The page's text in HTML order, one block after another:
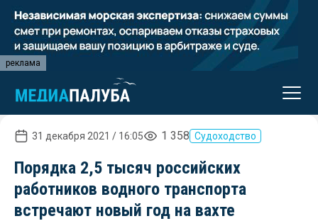
реклама
31 декабря 2021 / 16:05 1 358 Судоходство
Порядка 2,5 тысяч российских
работников водного транспорта
встречают новый год на вахте